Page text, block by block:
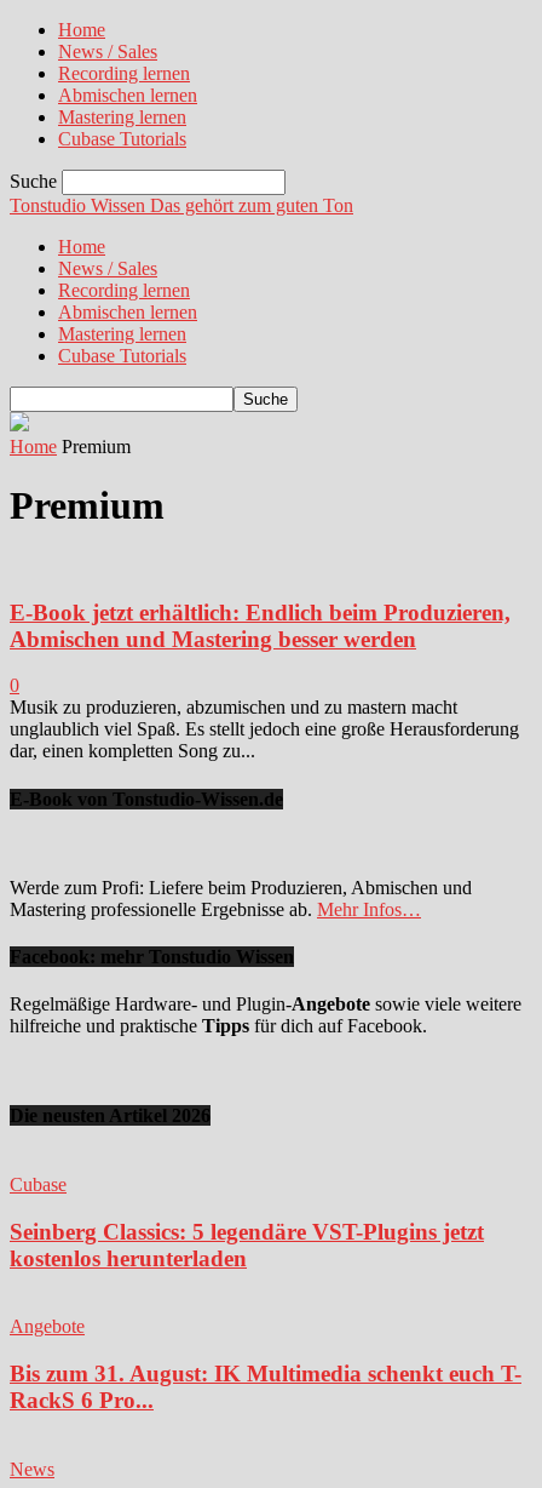
Home
News / Sales
Recording lernen
Abmischen lernen
Mastering lernen
Cubase Tutorials
Suche
Tonstudio Wissen Das gehört zum guten Ton
Home
News / Sales
Recording lernen
Abmischen lernen
Mastering lernen
Cubase Tutorials
Home Premium
Premium
E-Book jetzt erhältlich: Endlich beim Produzieren,
Abmischen und Mastering besser werden
0
Musik zu produzieren, abzumischen und zu mastern macht
unglaublich viel Spaß. Es stellt jedoch eine große Herausforderung
dar, einen kompletten Song zu...
E-Book von Tonstudio-Wissen.de
Werde zum Profi: Liefere beim Produzieren, Abmischen und
Mastering professionelle Ergebnisse ab. Mehr Infos…
Facebook: mehr Tonstudio Wissen
Regelmäßige Hardware- und Plugin-Angebote sowie viele weitere
hilfreiche und praktische Tipps für dich auf Facebook.
Die neusten Artikel 2026
Cubase
Seinberg Classics: 5 legendäre VST-Plugins jetzt
kostenlos herunterladen
Angebote
Bis zum 31. August: IK Multimedia schenkt euch T-
RackS 6 Pro...
News